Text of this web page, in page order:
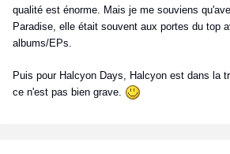
qualité est énorme. Mais je me souviens
Paradise, elle était souvent aux portes du top
albums/EPs.
Puis pour Halcyon Days, Halcyon est dans la
ce n'est pas bien grave.